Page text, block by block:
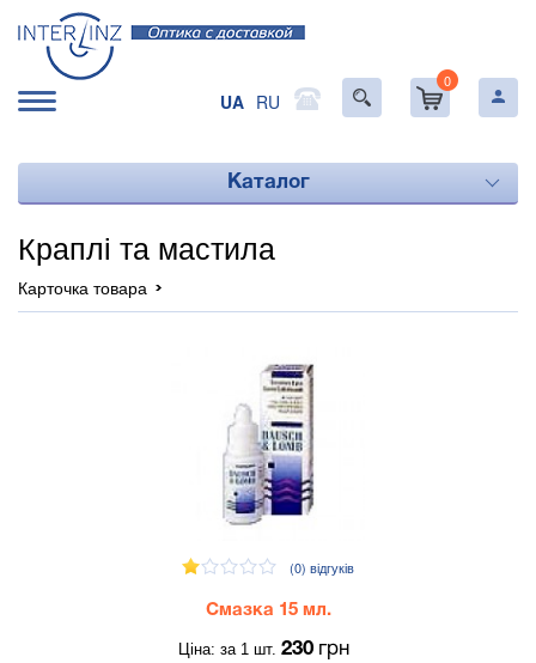
UA RU
0
Каталог
Краплі та мастила
Карточка товара
(0) відгуків
Смазка 15 мл.
Ціна: за 1 шт. 230 грн